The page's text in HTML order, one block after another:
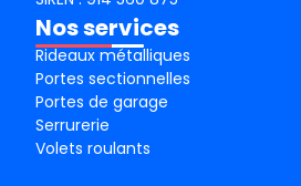
Nos services
Rideaux métalliques
Portes sectionnelles
Portes de garage
Serrurerie
Volets roulants